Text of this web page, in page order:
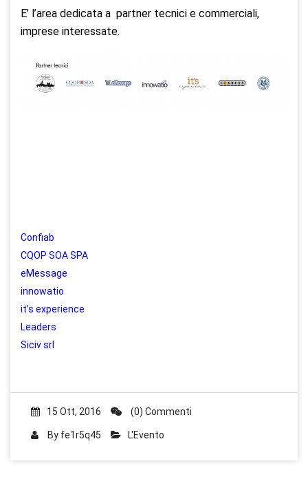
E’ l’area dedicata a partner tecnici e commerciali,
imprese interessate.
Confiab
CQOP SOA SPA
eMessage
innowatio
it’s experience
Leaders
Siciv srl
15 Ott, 2016 (0) Commenti
By fe1r5q45 L'Evento